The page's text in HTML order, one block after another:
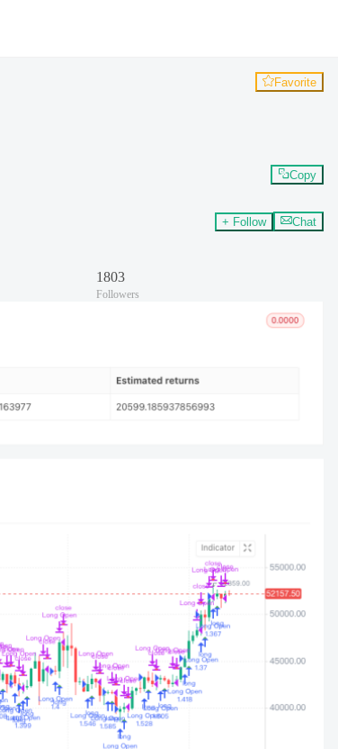
Favorite
Copy
+ Follow Chat
1803
Followers